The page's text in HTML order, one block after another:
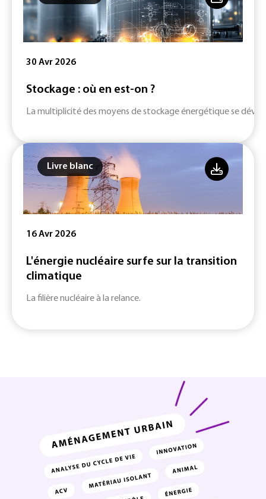
30 Avr 2026
Stockage : où en est-on ?
La multiplicité des moyens de stockage énergétique se
Livre blanc
16 Avr 2026
L'énergie nucléaire surfe sur la transition
climatique
La filière nucléaire à la relance.